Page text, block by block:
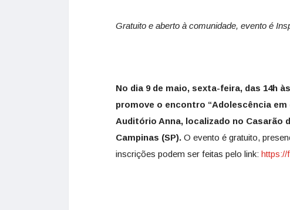
Gratuito e aberto à comunidade, evento é
No dia 9 de maio, sexta-feira, das 14h
promove o encontro “Adolescência
Auditório Anna, localizado no Casarão
Campinas (SP). O evento é gratuito,
inscrições podem ser feitas pelo link: https://